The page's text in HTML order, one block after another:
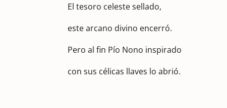
El tesoro celeste sellado,
este arcano divino encerró.
Pero al fin Pío Nono inspirado
con sus célicas llaves lo abrió.